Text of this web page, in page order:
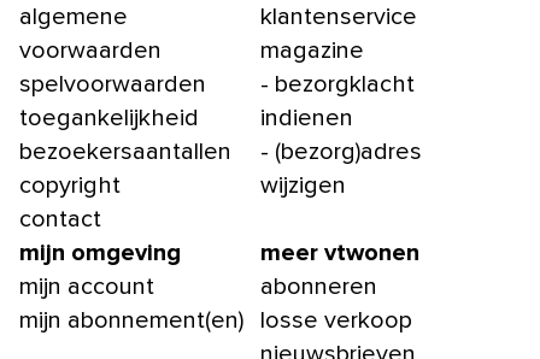
algemene
voorwaarden
spelvoorwaarden
toegankelijkheid
bezoekersaantallen
copyright
contact
klantenservice
magazine
- bezorgklacht
indienen
- (bezorg)adres
wijzigen
mijn omgeving
mijn account
mijn abonnement(en)
meer vtwonen
abonneren
losse verkoop
nieuwsbrieven